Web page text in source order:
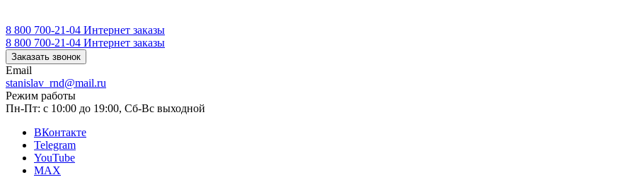
8 800 700-21-04 Интернет заказы
8 800 700-21-04 Интернет заказы
Заказать звонок
Email
stanislav_rnd@mail.ru
Режим работы
Пн-Пт: с 10:00 до 19:00, Сб-Вс выходной
ВКонтакте
Telegram
YouTube
MAX